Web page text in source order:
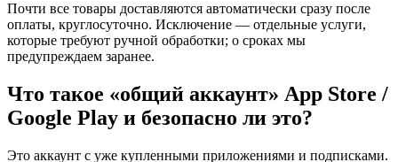
Почти все товары доставляются автоматически сразу после
оплаты, круглосуточно. Исключение — отдельные услуги,
которые требуют ручной обработки; о сроках мы
предупреждаем заранее.
Что такое «общий аккаунт» App Store /
Google Play и безопасно ли это?
Это аккаунт с уже купленными приложениями и подписками.